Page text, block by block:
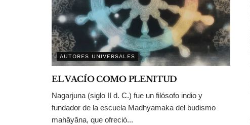
AUTORES UNIVERSALES
EL VACÍO COMO PLENITUD
Nagarjuna (siglo II d. C.) fue un filósofo indio y
fundador de la escuela Madhyamaka del budismo
mahāyāna, que ofreció...